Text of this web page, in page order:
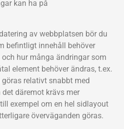
kan ha på
av webbplatsen bör du
befintligt innehåll behöver
hur många ändringar som
element behöver ändras, t.ex.
relativt snabbt med
däremot krävs mer
exempel om en hel sidlayout
överväganden göras.